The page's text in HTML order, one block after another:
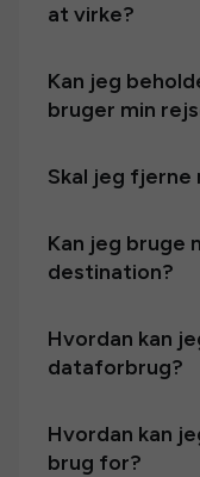
at virke?
Kan jeg
bruger min
Skal jeg fjerne
Kan jeg bruge
destination?
Hvordan kan
dataforbrug?
Hvordan kan
brug for?